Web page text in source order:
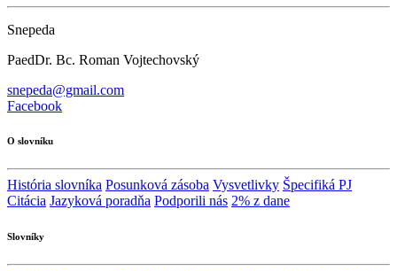
Snepeda
PaedDr. Bc. Roman Vojtechovský
snepeda@gmail.com
Facebook
O slovníku
História slovníka Posunková zásoba Vysvetlivky Špecifiká PJ
Citácia Jazyková poradňa Podporili nás 2% z dane
Slovníky